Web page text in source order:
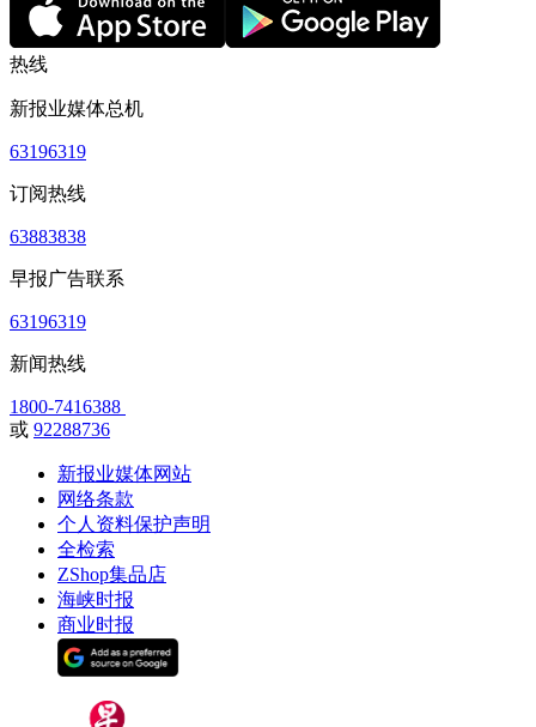
热线
新报业媒体总机
63196319
订阅热线
63883838
早报广告联系
63196319
新闻热线
1800-7416388
或 92288736
新报业媒体网站
网络条款
个人资料保护声明
全检索
ZShop集品店
海峡时报
商业时报